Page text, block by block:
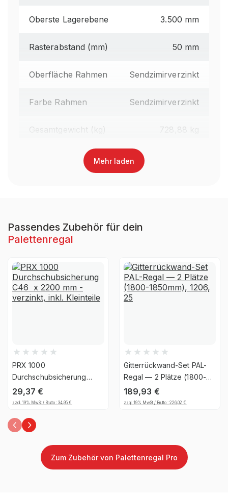
Oberste Lagerebene 3.500 mm
Rasterabstand (mm) 50 mm
Oberfläche Rahmen Sendzimirverzinkt
Farbe Rahmen Sendzimirverzinkt
Gesamtgewicht (kg) 728,88 kg
Regalhöhe gesamt (mm)
Farbe Traversen
Material Stahl
UV-
Ja, jedoch nicht für die
Garantiezeit 10 Jahre
Brancheneignung
Handwerk & Werkstatt,
Industrie & Fertigung,
Auto & Garage, E-
Montageart schraubbar
Mehr laden
Passendes Zubehör für dein
Palettenregal
PRX 1000
Durchschubsicherung
C46 x 2200 mm -
verzinkt, inkl. Kleinteile
29,37€
zzgl. 19% MwSt / Brutto :34,95€
Gitterrückwand-Set PAL-
Regal — 2 Plätze (1800-
1850mm), 1206, 25
189,93 €
zzgl. 19% MwSt / Brutto :226,02€
Zum Zubehör von Palettenregal Pro